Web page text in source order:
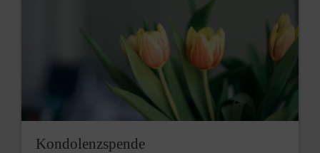
Kondolenzspende